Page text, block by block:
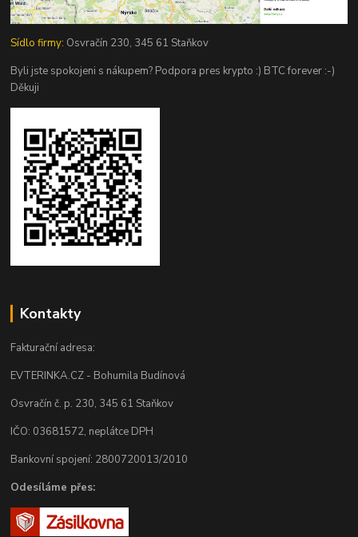
Sídlo firmy: Osvračín 230, 345 61 Staňkov
Byli jste spokojeni s nákupem? Podpora pres krypto :) BTC forever :-)
Děkuji
Kontakty
Fakturační adresa:
EVTERINKA.CZ - Bohumila Budínová
Osvračín č. p. 230, 345 61 Staňkov
IČO: 03681572, neplátce DPH
Bankovní spojení: 2800720013/2010
Odesíláme přes: